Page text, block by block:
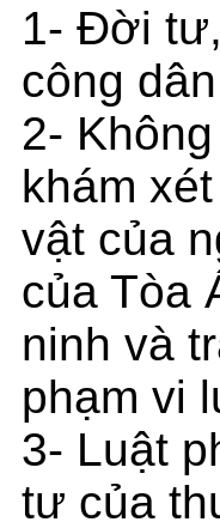
1- Đời
công
2-
khám
vật của
của Tòa
ninh và
phạm vi
3- Luật
tư của